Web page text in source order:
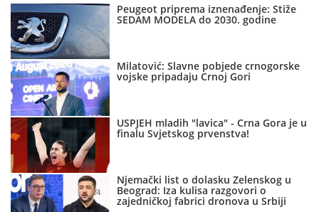
Peugeot priprema iznenađenje: Stiže
SEDAM MODELA do 2030. godine
Milatović: Slavne pobjede crnogorske
vojske pripadaju Crnoj Gori
USPJEH mladih "lavica" - Crna Gora je u
finalu Svjetskog prvenstva!
Njemački list o dolasku Zelenskog u
Beograd: Iza kulisa razgovori o
zajedničkoj fabrici dronova u Srbiji